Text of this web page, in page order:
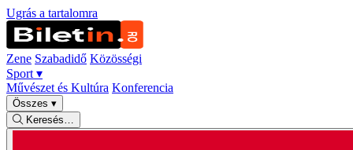
Ugrás a tartalomra
Zene Szabadidő Közösségi
Sport ▾
Művészet és Kultúra Konferencia
Összes ▾
Keresés…